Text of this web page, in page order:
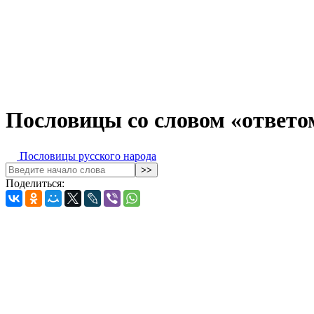
Пословицы со словом
Пословицы русского народа
Поделиться: